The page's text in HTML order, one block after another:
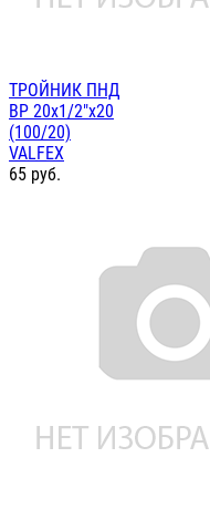
ТРОЙНИК ПНД
ВР 20х1/2"х20
(100/20)
VALFEX
65 руб.